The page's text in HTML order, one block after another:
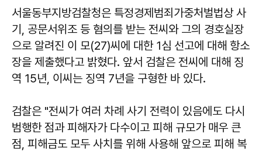
서울동부지방검찰청은 특정경제범죄가중처벌법상 사
기, 공문서위조 등 혐의를 받는 전씨와 그의 경호실장
으로 알려진 이 모(27)씨에 대한 1심 선고에 대해 항소
장을 제출했다고 밝혔다. 앞서 검찰은 전씨에 대해 징
역 15년, 이씨는 징역 7년을 구형한 바 있다.
검찰은 "전씨가 여러 차례 사기 전력이 있음에도 다시
범행한 점과 피해자가 다수이고 피해 규모가 매우 큰
점, 피해금도 모두 사치를 위해 사용해 앞으로 피해 복